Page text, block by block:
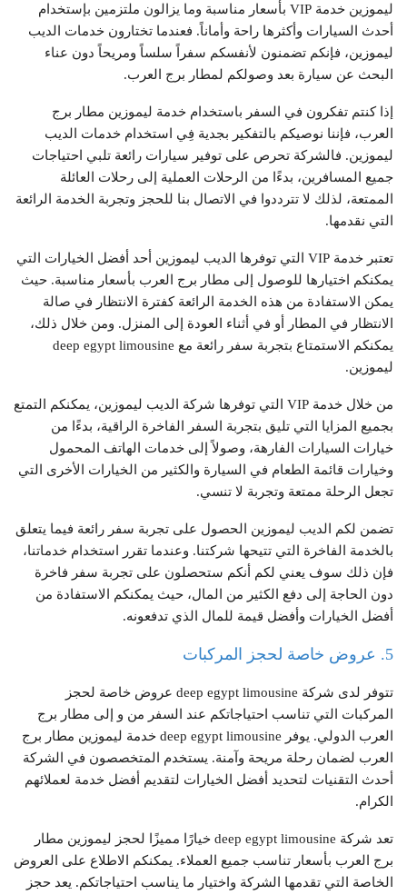
ليموزين خدمة VIP بأسعار مناسبة وما يزالون ملتزمين بإستخدام
أحدث السيارات وأكثرها راحة وأماناً. فعندما تختارون خدمات الديب
ليموزين، فإنكم تضمنون لأنفسكم سفراً سلساً ومريحاً دون عناء
البحث عن سيارة بعد وصولكم لمطار برج العرب.
إذا كنتم تفكرون في السفر باستخدام خدمة ليموزين مطار برج
العرب، فإننا نوصيكم بالتفكير بجدية فِي استخدام خدمات الديب
ليموزين. فالشركة تحرص على توفير سيارات رائعة تلبي احتياجات
جميع المسافرين، بدءًا من الرحلات العملية إلى رحلات العائلة
الممتعة، لذلك لا تترددوا في
الاتصال بنا للحجز وتجربة الخدمة الرائعة
التي نقدمها.
تعتبر خدمة VIP التي توفرها الديب ليموزين أحد أفضل الخيارات التي
يمكنكم اختيارها للوصول إلى مطار برج العرب بأسعار مناسبة. حيث
يمكن الاستفادة من هذه الخدمة الرائعة كفترة الانتظار في صالة
الانتظار في المطار أو في أثناء العودة إلى المنزل. ومن خلال ذلك،
يمكنكم الاستمتاع بتجربة سفر رائعة مع deep egypt limousine
ليموزين.
من خلال خدمة VIP التي توفرها شركة الديب ليموزين، يمكنكم التمتع
بجميع المزايا التي تليق بتجربة السفر الفاخرة الراقية، بدءًا من
خيارات السيارات الفارهة، وصولاً إلى خدمات الهاتف المحمول
وخيارات قائمة الطعام في السيارة والكثير من الخيارات الأخرى التي
تجعل الرحلة ممتعة وتجربة لا تنسي.
تضمن لكم الديب ليموزين الحصول على تجربة سفر رائعة فيما يتعلق
بالخدمة الفاخرة التي تتيحها شركتنا. وعندما تقرر استخدام خدماتنا،
فإن ذلك سوف يعني لكم أنكم ستحصلون على تجربة سفر فاخرة
دون الحاجة إلى دفع الكثير من المال، حيث يمكنكم الاستفادة من
أفضل الخيارات وأفضل قيمة للمال الذي تدفعونه.
5. عروض خاصة لحجز المركبات
تتوفر لدى شركة deep egypt limousine عروض خاصة لحجز
المركبات التي تناسب احتياجاتكم عند السفر من و إلى مطار برج
العرب الدولي. يوفر deep egypt limousine خدمة ليموزين مطار برج
العرب لضمان رحلة مريحة وآمنة. يستخدم المتخصصون في الشركة
أحدث التقنيات لتحديد أفضل الخيارات لتقديم أفضل خدمة لعملائهم
الكرام.
تعد شركة deep egypt limousine خيارًا مميزًا لحجز ليموزين مطار
برج العرب بأسعار تناسب جميع العملاء. يمكنكم الاطلاع على العروض
الخاصة التي تقدمها الشركة واختيار ما يناسب احتياجاتكم. يعد حجز